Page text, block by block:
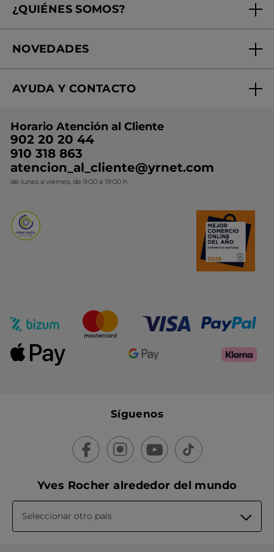
Tratamientos de Belleza
Mi club Yves Rocher
¿QUIÉNES SOMOS?
¿Quiénes somos?
Nuestros compromisos
Conviértete en Franquiciada
NOVEDADES
Rebajas
Ideas de Regalo
Colección Monoi
Novedades del mes
AYUDA Y CONTACTO
Contacto
Horario Atención al Cliente
902 20 20 44
910 318 863
atencion_al_cliente@yrnet.com
de lunes a viernes, de 9:00 a 19:00 h
Síguenos
Yves Rocher alrededor del mundo
Seleccionar otro país